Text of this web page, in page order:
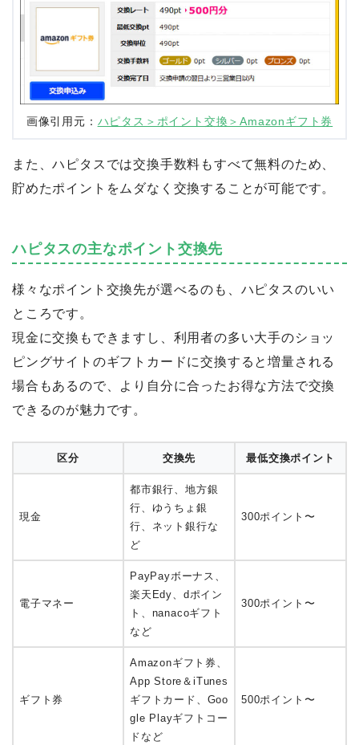
画像引用元： ハピタス＞ポイント交換＞Amazonギフト券
また、ハピタスでは交換手数料もすべて無料のため、
貯めたポイントをムダなく交換することが可能です。
ハピタスの主なポイント交換先
様々なポイント交換先が選べるのも、ハピタスのいい
ところです。
現金に交換もできますし、利用者の多い大手のショッ
ピングサイトのギフトカードに交換すると増量される
場合もあるので、より自分に合ったお得な方法で交換
できるのが魅力です。
区分 交換先 最低交換ポイント
現金
都市銀行、地方銀
行、ゆうちょ銀
行、ネット銀行な
ど
300ポイント〜
電子マネー
PayPayボーナス、
楽天Edy、dポイン
ト、nanacoギフト
など
300ポイント〜
ギフト券
Amazonギフト券、
App Store＆iTunes
ギフトカード、Goo
gle Playギフトコー
ドなど
500ポイント〜